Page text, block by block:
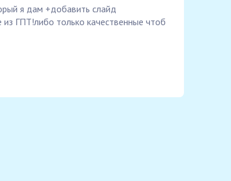
я дам +добавить слайд
из ГПТ!либо только качественные чтоб